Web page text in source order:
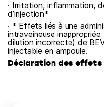
· Irritation, inflammation,
d’injection*
· * Effets liés à une
intraveineuse
dilution incorrecte) de
injectable en ampoule.
Déclaration des effets